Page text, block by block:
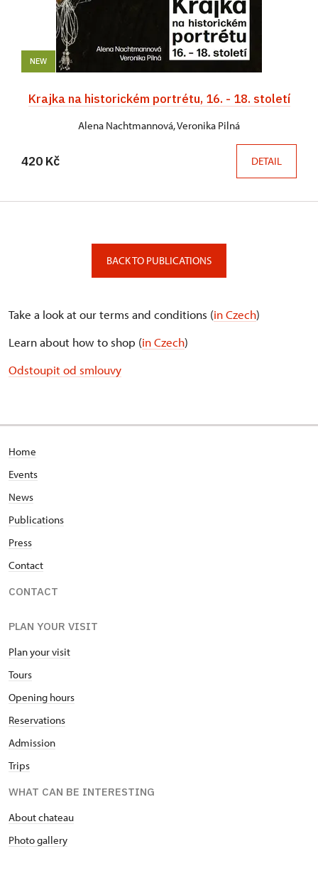
NEW
Krajka na historickém portrétu, 16. - 18. století
Alena Nachtmannová, Veronika Pilná
420 Kč DETAIL
BACK TO PUBLICATIONS
Take a look at our terms and conditions (in Czech)
Learn about how to shop (in Czech)
Odstoupit od smlouvy
Home
Events
News
Publications
Press
Contact
CONTACT
PLAN YOUR VISIT
Plan your visit
Tours
Opening hours
Reservations
Admission
Trips
WHAT CAN BE INTERESTING
About chateau
Photo gallery